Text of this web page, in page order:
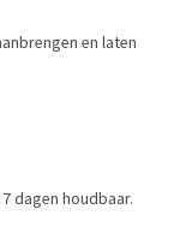
en laten
dagen houdbaar.